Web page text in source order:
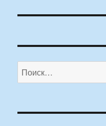
Искать: